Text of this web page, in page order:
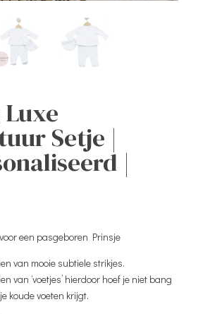
Setje |
|
een pasgeboren Prinsje
van mooie subtiele strikjes.
van ‘voetjes’ hierdoor hoef je niet bang
koude voeten krijgt.